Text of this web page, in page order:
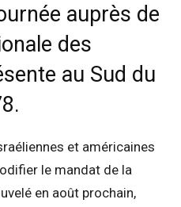
auprès de
des
au Sud du
et américaines
le mandat de la
en août prochain,